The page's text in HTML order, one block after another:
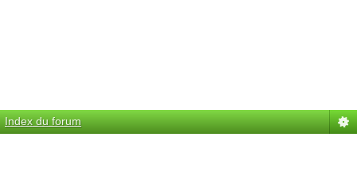
Index du forum